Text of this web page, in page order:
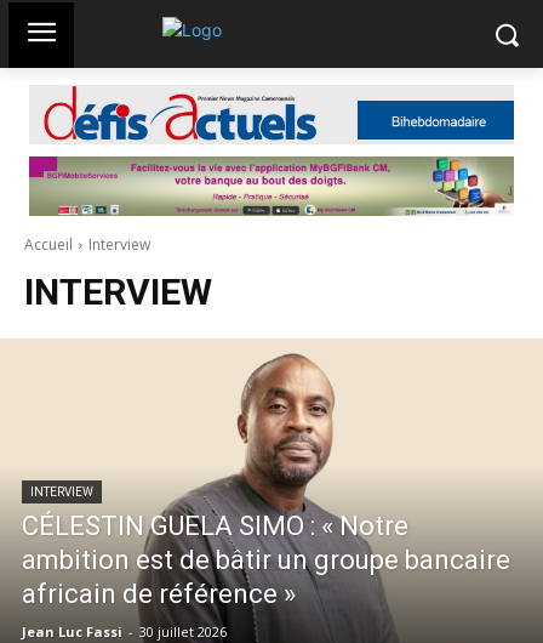
Accueil Interview
INTERVIEW
INTERVIEW
CÉLESTIN GUELA SIMO : « Notre
ambition est de bâtir un groupe bancaire
africain de référence »
Jean Luc Fassi - 30 juillet 2026